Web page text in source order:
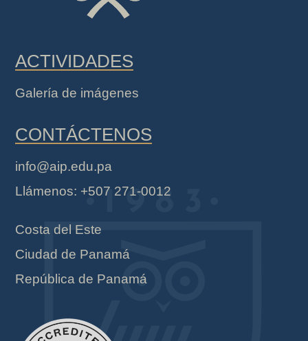
ACTIVIDADES
Galería de imágenes
CONTÁCTENOS
info@aip.edu.pa
Llámenos: +507 271-0012
Costa del Este
Ciudad de Panamá
República de Panamá